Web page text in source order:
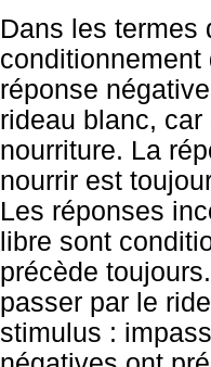
Dans les termes
réponse
rideau blanc,
nourriture. La
nourrir est
Les réponses
libre sont
précède
passer par le
stimulus :